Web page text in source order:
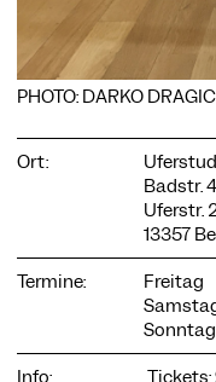
PHOTO: DARKO
Ort:
Badstr.
Uferstr.
13357
Termine:
Freitag
Sonntag
Info:
Wir verwenden
unserer Website.
Sie die Website nutzen
die Website
jederzeit widerrufen.
können Sie auswählen,
möchten.
Notwendige Cookies
Externe Medien
Statistiken
Nur notwendige